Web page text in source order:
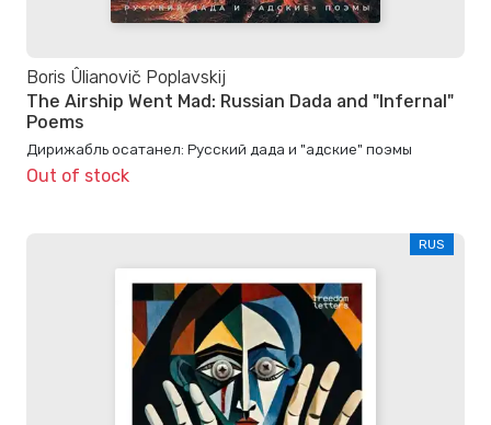
Boris Ûlianovič Poplavskij
The Airship Went Mad: Russian Dada and "Infernal"
Poems
Дирижабль осатанел: Русский дада и "адские" поэмы
Out of stock
RUS